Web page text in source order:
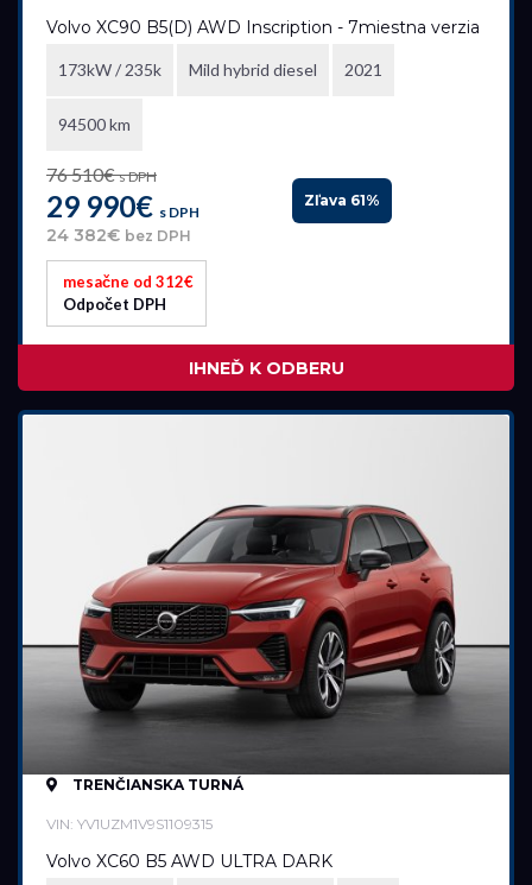
všetky
Pobočka
Trenčianska Turná
Trnava
Akciová ponuka
Elektromobil
Hybrid
Mild hybrid benzín
Mild hybrid diesel
Plugin hybrid
Prevodovka
Automatická – bezstupňová
Volvo XC90 B5(D) AWD Inscription - 7miestna verzia
173kW / 235k Mild hybrid diesel 2021
94500 km
76 510€s DPH
29 990€ s DPH
24 382€ bez DPH
Zľava 61%
mesačne od 312€
Odpočet DPH
IHNEĎ K ODBERU
TRENČIANSKA TURNÁ
VIN: YV1UZM1V9S1109315
Volvo XC60 B5 AWD ULTRA DARK